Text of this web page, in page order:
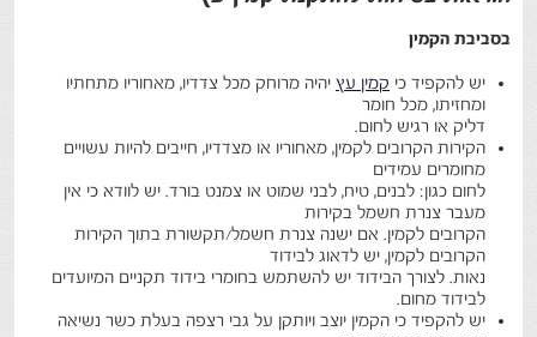
בסביבת הקמין
יש להקפיד כי קמין עץ יהיה מרוחק מכל צדדיו, מאחוריו מתחתיו
ומחזיתו, מכל חומר
דליק או רגיש לחום.
הקירות הקרובים לקמין, מאחוריו או מצדדיו, חייבים להיות עשויים
מחומרים עמידים
לחום כגון: לבנים, טיח, לבני שמוט או צמנט בורד. יש לוודא כי אין
מעבר צנרת חשמל בקירות
הקרובים לקמין. אם ישנה צנרת חשמל/תקשורת בתוך הקירות
הקרובים לקמין, יש לדאוג לבידוד
נאות. לצורך הבידוד יש להשתמש בחומרי בידוד תקניים המיועדים
לבידוד מחום.
יש להקפיד כי הקמין יוצב ויותקן על גבי רצפה בעלת כשר נשיאה